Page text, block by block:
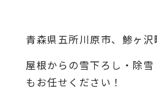
青森県五所川原市、鯵ヶ沢
屋根からの雪下ろし・除
もお任せください！